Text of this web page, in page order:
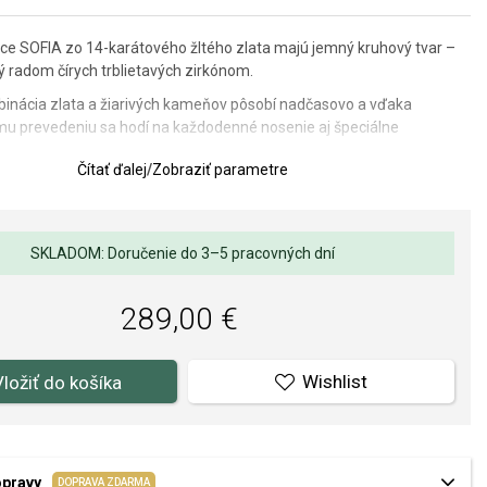
SOFIA zo 14-karátového žltého zlata majú jemný kruhový tvar –
radom čírych trblietavých zirkónom.
zlata a žiarivých kameňov pôsobí nadčasovo a vďaka
prevedeniu sa hodí na každodenné nosenie aj špeciálne
a spracovania je pre nás prvoradá. Povrchová úprava a osadenie
Čítať ďalej/Zobraziť parametre
SKLADOM: Doručenie do 3–5 pracovných dní
289,00 €
do košíka Wishlist
DOPRAVA ZDARMA